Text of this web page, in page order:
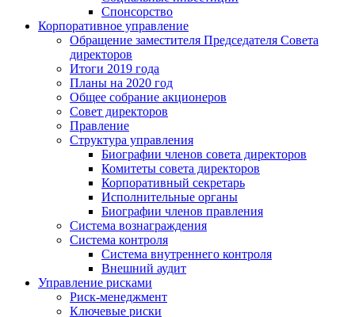
Спонсорство
Корпоративное управление
Обращение заместителя Председателя Совета
директоров
Итоги 2019 года
Планы на 2020 год
Общее собрание акционеров
Совет директоров
Правление
Структура управления
Биографии членов совета директоров
Комитеты совета директоров
Корпоративный секретарь
Исполнительные органы
Биографии членов правления
Система вознаграждения
Система контроля
Система внутреннего контроля
Внешний аудит
Управление рисками
Риск-менеджмент
Ключевые риски